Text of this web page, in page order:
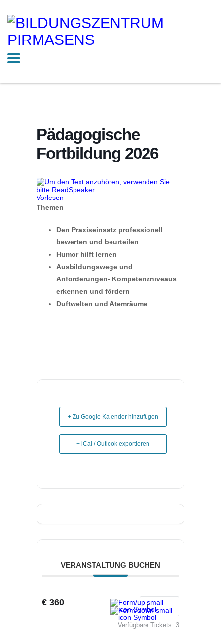
Pädagogische
Fortbildung 2026
Vorlesen
Themen
Den Praxiseinsatz professionell
bewerten und beurteilen
Humor hilft lernen
Ausbildungswege und
Anforderungen- Kompetenzniveaus
erkennen und fördern
Duftwelten und Atemräume
+ Zu Google Kalender hinzufügen
+ iCal / Outlook exportieren
VERANSTALTUNG BUCHEN
€ 360
Verfügbare Tickets: 3